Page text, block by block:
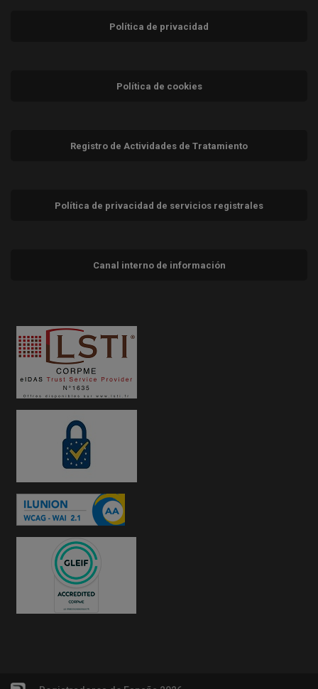
Política de privacidad
Política de cookies
Registro de Actividades de Tratamiento
Política de privacidad de servicios registrales
Canal interno de información